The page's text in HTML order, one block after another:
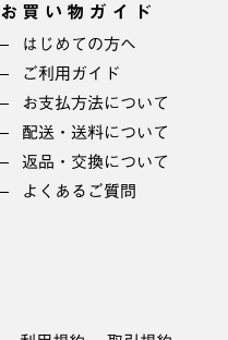
お買い物ガイド
はじめての方へ
ご利用ガイド
お支払方法について
配送・送料について
返品・交換について
よくあるご質問